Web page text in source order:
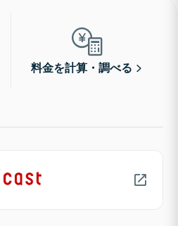
料金を計算・調べる